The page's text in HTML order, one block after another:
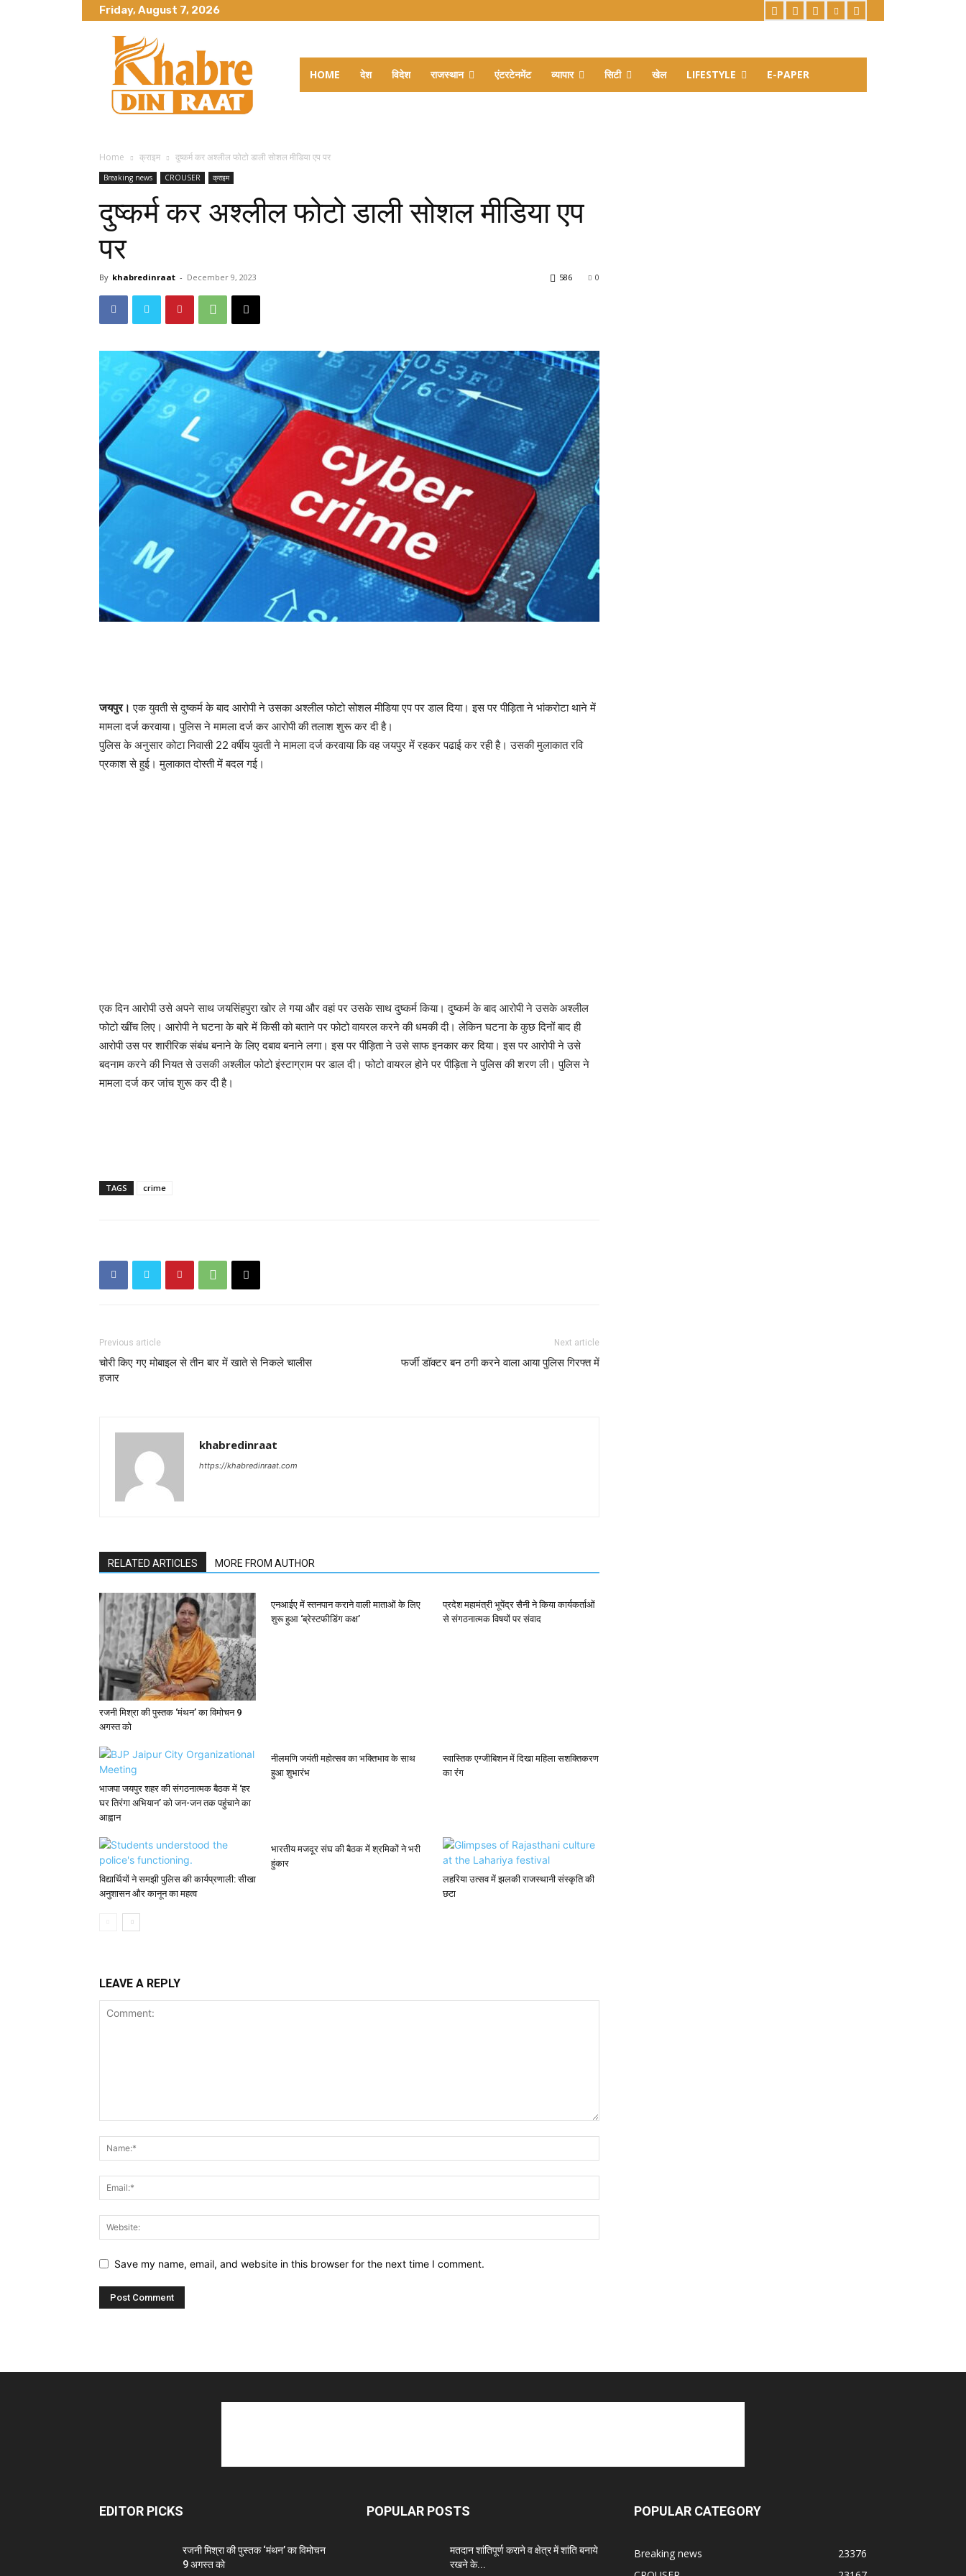
Friday, August 7, 2026
HOME देश विदेश राजस्थान एंटरटेनमेंट व्यापार सिटी खेल LIFESTYLE E-PAPER
Home क्राइम दुष्कर्म कर अश्लील फोटो डाली सोशल मीडिया एप पर
Breaking news CROUSER क्राइम
दुष्कर्म कर अश्लील फोटो डाली सोशल मीडिया एप
पर
By khabredinraat - December 9, 2023 0
586
जयपुर। एक युवती से दुष्कर्म के बाद आरोपी ने उसका अश्लील फोटो सोशल मीडिया एप पर डाल दिया। इस पर पीड़िता ने भांकरोटा थाने में
मामला दर्ज करवाया। पुलिस ने मामला दर्ज कर आरोपी की तलाश शुरू कर दी है।
पुलिस के अनुसार कोटा निवासी 22 वर्षीय युवती ने मामला दर्ज करवाया कि वह जयपुर में रहकर पढाई कर रही है। उसकी मुलाकात रवि
प्रकाश से हुई। मुलाकात दोस्ती में बदल गई।
एक दिन आरोपी उसे अपने साथ जयसिंहपुरा खोर ले गया और वहां पर उसके साथ दुष्कर्म किया। दुष्कर्म के बाद आरोपी ने उसके अश्लील
फोटो खींच लिए। आरोपी ने घटना के बारे में किसी को बताने पर फोटो वायरल करने की धमकी दी। लेकिन घटना के कुछ दिनों बाद ही
आरोपी उस पर शारीरिक संबंध बनाने के लिए दबाव बनाने लगा। इस पर पीड़िता ने उसे साफ इनकार कर दिया। इस पर आरोपी ने उसे
बदनाम करने की नियत से उसकी अश्लील फोटो इंस्टाग्राम पर डाल दी। फोटो वायरल होने पर पीड़िता ने पुलिस की शरण ली। पुलिस ने
मामला दर्ज कर जांच शुरू कर दी है।
TAGS crime
Previous article
चोरी किए गए मोबाइल से तीन बार में खाते से निकले चालीस
हजार
Next article
फर्जी डॉक्टर बन ठगी करने वाला आया पुलिस गिरफ्त में
khabredinraat
https://khabredinraat.com
RELATED ARTICLES MORE FROM AUTHOR
रजनी मिश्रा की पुस्तक ‘मंथन’ का विमोचन 9
अगस्त को
एनआईए में स्तनपान कराने वाली माताओं के लिए
शुरू हुआ ‘ब्रेस्टफीडिंग कक्ष’
प्रदेश महामंत्री भूपेंद्र सैनी ने किया कार्यकर्ताओं
से संगठनात्मक विषयों पर संवाद
भाजपा जयपुर शहर की संगठनात्मक बैठक में ‘हर
घर तिरंगा अभियान’ को जन-जन तक पहुंचाने का
आह्वान
नीलमणि जयंती महोत्सव का भक्तिभाव के साथ
हुआ शुभारंभ
स्वास्तिक एग्जीबिशन में दिखा महिला सशक्तिकरण
का रंग
विद्यार्थियों ने समझी पुलिस की कार्यप्रणाली: सीखा
अनुशासन और कानून का महत्व
भारतीय मजदूर संघ की बैठक में श्रमिकों ने भरी
हुंकार
लहरिया उत्सव में झलकी राजस्थानी संस्कृति की
छटा
LEAVE A REPLY
Save my name, email, and website in this browser for the next time I comment.
EDITOR PICKS
रजनी मिश्रा की पुस्तक ‘मंथन’ का विमोचन
9 अगस्त को
POPULAR POSTS
मतदान शांतिपूर्ण कराने व क्षेत्र में शांति बनाये
रखने के...
POPULAR CATEGORY
Breaking news
23376